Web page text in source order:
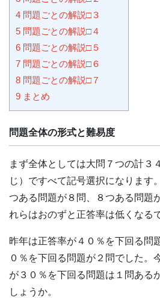
4 問題ごとの解説□３
5 問題ごとの解説□４
6 問題ごとの解説□５
7 問題ごとの解説□６
8 問題ごとの解説□７
9 まとめ
問題全体の形式と難易度
まず全体としては大問７つの計３
じ）ですべて記号選択になります
つある問題が８問、８つある問題
れらはおのずと正答率は低くなる
昨年は正答率が４０％を下回る問
０％を下回る問題が２問でした。
が３０％を下回る問題は１問ある
しょうか。